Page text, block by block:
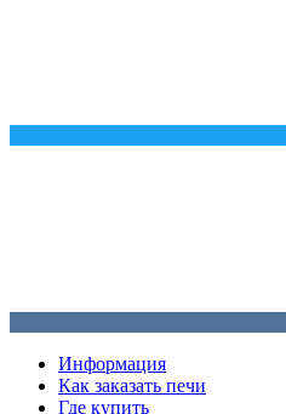
Информация
Как заказать печи
Где купить